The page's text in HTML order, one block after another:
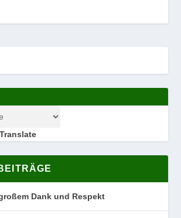
Translate
Dank und Respekt